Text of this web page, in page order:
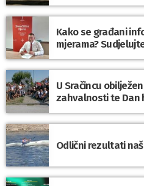
Kako se građani
mjerama?
U Sračincu
zahvalnosti te Dan
Odlični rezultati